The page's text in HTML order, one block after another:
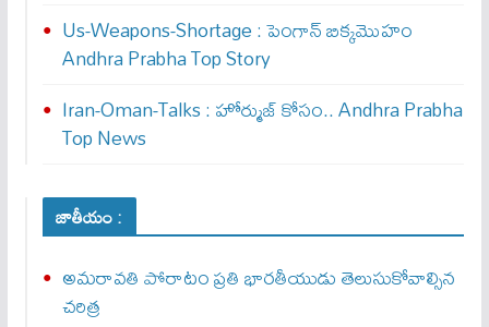
Us-Weapons-Shortage : పెంగాన్ బిక్క‌మొహం
Andhra Prabha Top Story
Iran-Oman-Talks : హోర్ముజ్ కోసం.. Andhra Prabha
Top News
జాతీయం :
అమరావతి పోరాటం ప్రతి భారతీయుడు తెలుసుకోవాల్సిన
చరిత్ర